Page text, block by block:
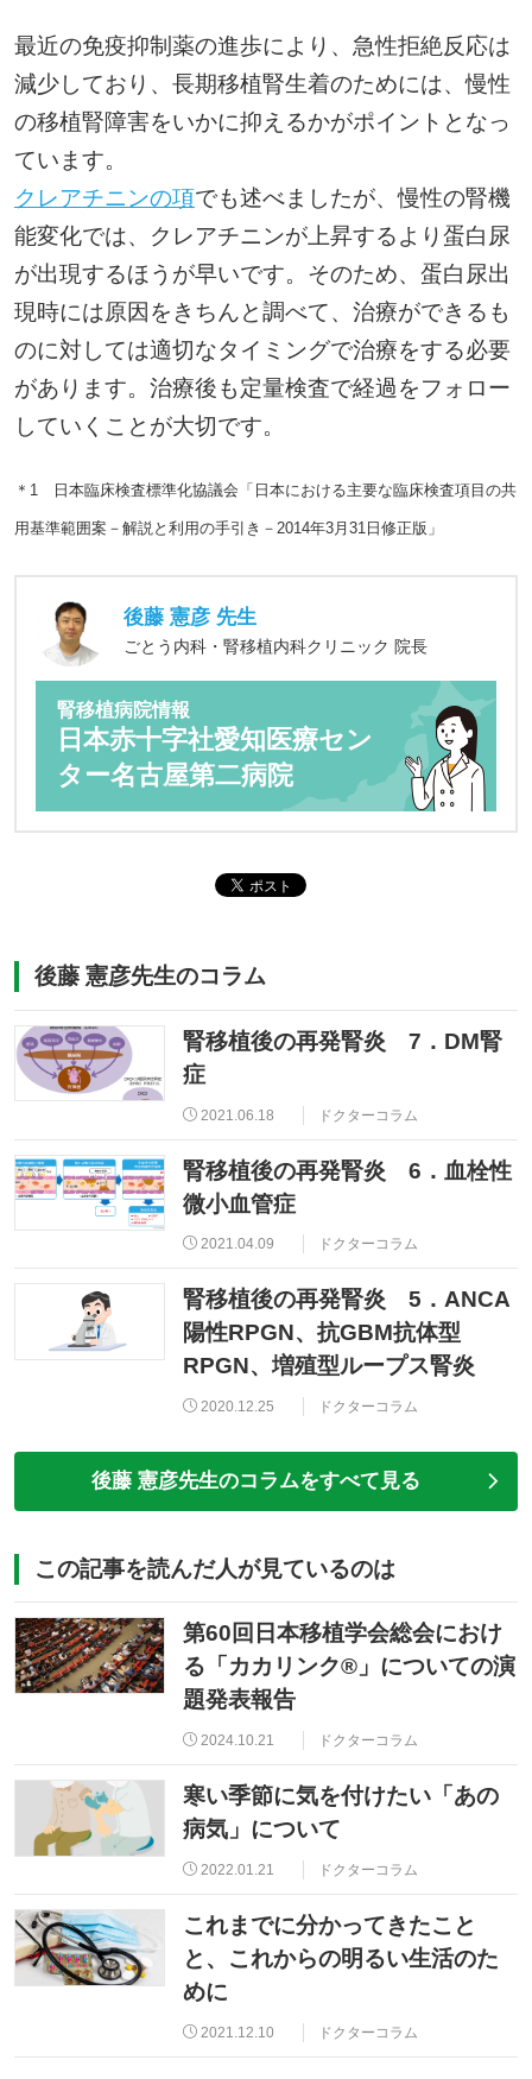
最近の免疫抑制薬の進歩により、急性拒絶反応は
減少しており、長期移植腎生着のためには、慢性
の移植腎障害をいかに抑えるかがポイントとなっ
ています。
クレアチニンの項でも述べましたが、慢性の腎機
能変化では、クレアチニンが上昇するより蛋白尿
が出現するほうが早いです。そのため、蛋白尿出
現時には原因をきちんと調べて、治療ができるも
のに対しては適切なタイミングで治療をする必要
があります。治療後も定量検査で経過をフォロー
していくことが大切です。
＊1 日本臨床検査標準化協議会「日本における主要な臨床検査項目の共
用基準範囲案－解説と利用の手引き－2014年3月31日修正版」
後藤 憲彦 先生
ごとう内科・腎移植内科クリニック 院長
腎移植病院情報
日本赤十字社愛知医療セン
ター名古屋第二病院
後藤 憲彦先生のコラム
腎移植後の再発腎炎 7．DM腎
症
2021.06.18 ドクターコラム
腎移植後の再発腎炎 6．血栓性
微小血管症
2021.04.09 ドクターコラム
腎移植後の再発腎炎 5．ANCA
陽性RPGN、抗GBM抗体型
RPGN、増殖型ループス腎炎
2020.12.25 ドクターコラム
後藤 憲彦先生のコラムをすべて見る
この記事を読んだ人が見ているのは
第60回日本移植学会総会におけ
る「カカリンク®」についての演
題発表報告
2024.10.21 ドクターコラム
寒い季節に気を付けたい「あの
病気」について
2022.01.21 ドクターコラム
これまでに分かってきたこと
と、これからの明るい生活のた
めに
2021.12.10 ドクターコラム